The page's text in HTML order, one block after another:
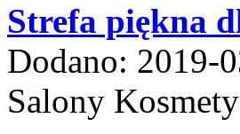
Strefa piękna
Dodano: 2019-
Salony